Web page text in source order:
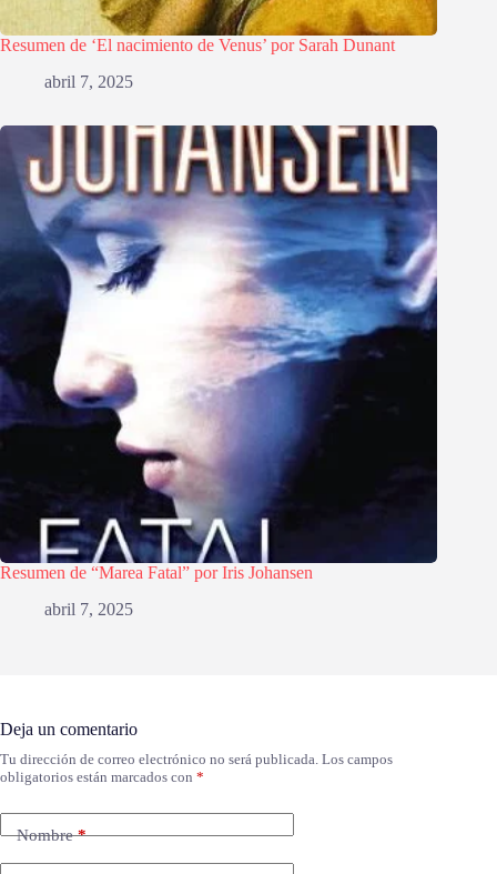
Resumen de ‘El nacimiento de Venus’ por Sarah Dunant
abril 7, 2025
Resumen de “Marea Fatal” por Iris Johansen
abril 7, 2025
Deja un comentario
Tu dirección de correo electrónico no será publicada. Los campos
obligatorios están marcados con *
Nombre*